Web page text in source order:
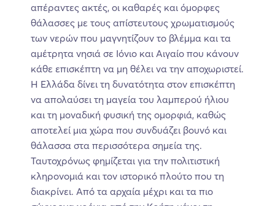
απέραντες ακτές, οι καθαρές και όμορφες
θάλασσες με τους απίστευτους χρωματισμούς
των νερών που μαγνητίζουν το βλέμμα και τα
αμέτρητα νησιά σε Ιόνιο και Αιγαίο που κάνουν
κάθε επισκέπτη να μη θέλει να την αποχωριστεί.
Η Ελλάδα δίνει τη δυνατότητα στον επισκέπτη
να απολαύσει τη μαγεία του λαμπερού ήλιου
και τη μοναδική φυσική της ομορφιά, καθώς
αποτελεί μια χώρα που συνδυάζει βουνό και
θάλασσα στα περισσότερα σημεία της.
Ταυτοχρόνως φημίζεται για την πολιτιστική
κληρονομιά και τον ιστορικό πλούτο που τη
διακρίνει. Από τα αρχαία μέχρι και τα πιο